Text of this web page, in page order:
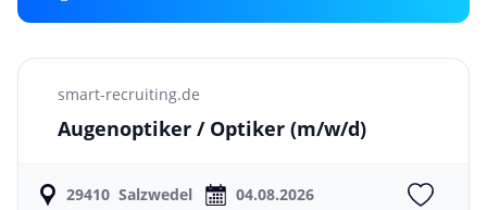
smart-recruiting.de
Augenoptiker / Optiker (m/w/d)
29410 Salzwedel 04.08.2026